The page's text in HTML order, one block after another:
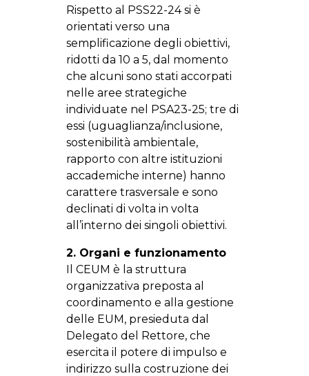
Rispetto al PSS22-24 si è
orientati verso una
semplificazione degli obiettivi,
ridotti da 10 a 5, dal momento
che alcuni sono stati accorpati
nelle aree strategiche
individuate nel PSA23-25; tre di
essi (uguaglianza/inclusione,
sostenibilità ambientale,
rapporto con altre istituzioni
accademiche interne) hanno
carattere trasversale e sono
declinati di volta in volta
all’interno dei singoli obiettivi.
2. Organi e funzionamento
Il CEUM è la struttura
organizzativa preposta al
coordinamento e alla gestione
delle EUM, presieduta dal
Delegato del Rettore, che
esercita il potere di impulso e
indirizzo sulla costruzione dei